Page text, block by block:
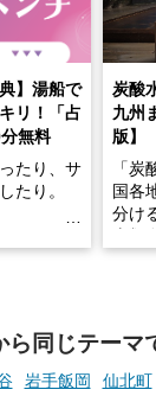
】湯船で
リ！「占
無料
たり、サ
たり。
に浮かん
んか？
炭酸
九州
版】
「
国各
分け
す。
ら同じテーマ
岩手飯岡 仙北町